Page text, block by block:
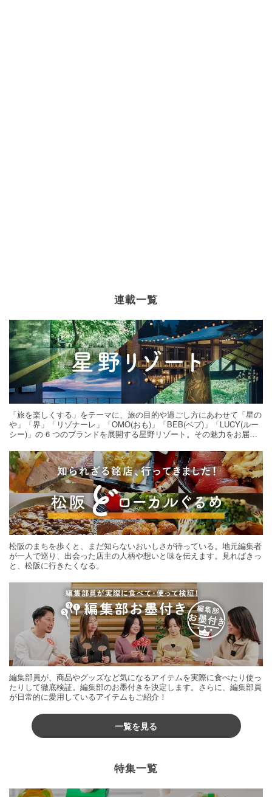
連載一覧
「旅を楽しくする」をテーマに、旅の目的や過ごし方にあわせて「星の
や」「界」「リゾナーレ」「OMO(おも)」「BEB(ベブ)」「LUCY(ルー
シー)」の 6 つのブランドを展開する星野リゾート。その魅力をお届け
松阪のまちを歩くと、まだ知らないおいしさが待っている。地元編集者
が一人で巡り、出会った店主の人柄や想いと味を伝えます。見ればきっ
と、松阪に行きたくなる。
編集部員が、商品やグッズなど気になるアイテムを実際に食べたり使っ
たりして徹底検証。編集部のお墨付きを決定します。さらに、編集部員
が日常的に愛用しているアイテムもご紹介！
一覧を見る
特集一覧